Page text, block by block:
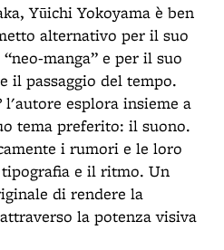
Yūichi Yokoyama è ben
alternativo per il suo
manga” e per il suo
il passaggio del tempo.
l'autore esplora insieme a
tema preferito: il suono.
i rumori e le loro
e il ritmo. Un
di rendere la
la potenza visiva